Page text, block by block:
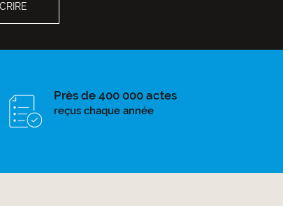
Près de 400 000 actes
reçus chaque année